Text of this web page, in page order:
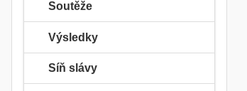
Soutěže
Výsledky
Síň slávy